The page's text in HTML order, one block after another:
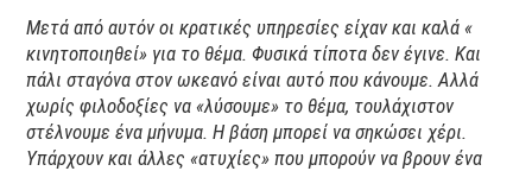
Μετά από αυτόν οι κρατικές υπηρεσίες είχαν και καλά «
κινητοποιηθεί» για το θέμα. Φυσικά τίποτα δεν έγινε. Και
πάλι σταγόνα στον ωκεανό είναι αυτό που κάνουμε. Αλλά
χωρίς φιλοδοξίες να «λύσουμε» το θέμα, τουλάχιστον
στέλνουμε ένα μήνυμα. Η βάση μπορεί να σηκώσει χέρι.
Υπάρχουν και άλλες «ατυχίες» που μπορούν να βρουν ένα